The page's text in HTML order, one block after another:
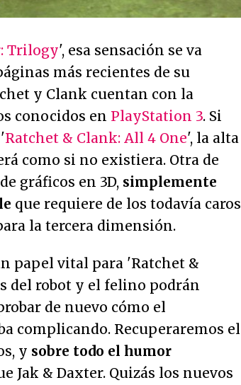
Trilogy', esa sensación se va
más recientes de su
y Clank cuentan con la
conocidos en PlayStation 3. Si
Ratchet & Clank: All 4 One', la alta
como si no existiera. Otra de
gráficos en 3D, simplemente
que requiere de los todavía caros
la tercera dimensión.
papel vital para 'Ratchet &
del robot y el felino podrán
de nuevo cómo el
complicando. Recuperaremos el
y sobre todo el humor
Jak & Daxter. Quizás los nuevos